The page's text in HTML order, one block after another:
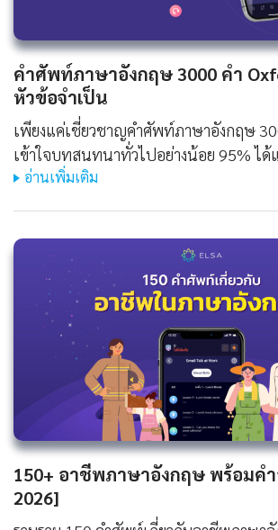
คําศัพท์ภาษาอังกฤษ 3000 คํา
หัวข้อจำเป็น
เพียงแค่เชี่ยวชาญคำศัพท์ภาษาอังกฤษ
เข้าใจบทสนทนาทั่วไปอย่างน้อย 95% ได้
อ่านเพิ่มเติม
150+ อาชีพภาษาอังกฤษ พร้อมค
2026]